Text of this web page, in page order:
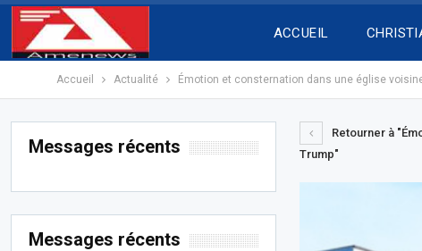
ACCUEIL
Accueil Actualité Émotion et consternation dans une église
Retourner à
Trump"
Messages récents
Messages récents